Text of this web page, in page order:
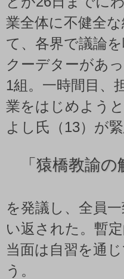
業全体に不健全
て、各界で議論
クーデターがあ
1組。一時間目、
業をはじめよう
よし氏（13）が
「 猿橋教諭の
を発議し、全員
い返された。暫
当面は自習を通
う。